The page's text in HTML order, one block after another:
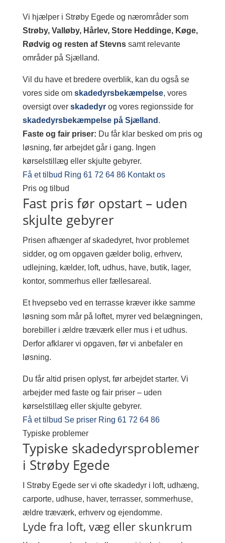
Vi hjælper i Strøby Egede og nærområder som
Strøby, Valløby, Hårlev, Store Heddinge, Køge,
Rødvig og resten af Stevnssamt relevante
områder på Sjælland.
Vil du have et bredere overblik, kan du også se
vores side om skadedyrsbekæmpelse, vores
oversigt over skadedyrog vores regionsside for
skadedyrsbekæmpelse på Sjælland .
Faste og fair priser: Du får klar besked om pris og
løsning, før arbejdet går i gang. Ingen
kørselstillæg eller skjulte gebyrer.
Få et tilbud Ring 61 72 64 86 Kontakt os
Pris og tilbud
Fast pris før opstart – uden
skjulte gebyrer
Prisen afhænger af skadedyret, hvor problemet
sidder, og om opgaven gælder bolig, erhverv,
udlejning, kælder, loft, udhus, have, butik, lager,
kontor, sommerhus eller fællesareal.
Et hvepsebo ved en terrasse kræver ikke samme
løsning som mår på loftet, myrer ved belægningen,
borebiller i ældre træværk eller mus i et udhus.
Derfor afklarer vi opgaven, før vi anbefaler en
løsning.
Du får altid prisen oplyst, før arbejdet starter. Vi
arbejder med faste og fair priser – uden
kørselstillæg eller skjulte gebyrer.
Få et tilbud Se priser Ring 61 72 64 86
Typiske problemer
Typiske skadedyrsproblemer
i Strøby Egede
I Strøby Egede ser vi ofte skadedyr i loft, udhæng,
carporte, udhuse, haver, terrasser, sommerhuse,
ældre træværk, erhverv og ejendomme.
Lyde fra loft, væg eller skunkrum